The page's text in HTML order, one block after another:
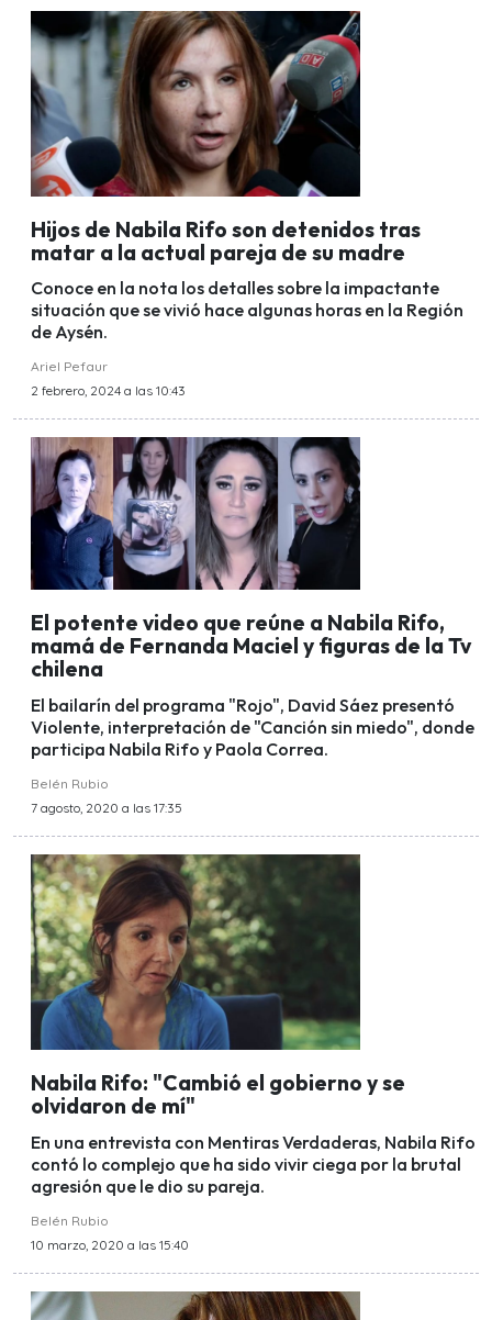
Hijos de Nabila Rifo son detenidos tras
matar a la actual pareja de su madre
Conoce en la nota los detalles sobre la impactante
situación que se vivió hace algunas horas en la Región
de Aysén.
Ariel Pefaur
2 febrero, 2024 a las 10:43
El potente video que reúne a Nabila Rifo,
mamá de Fernanda Maciel y figuras de la Tv
chilena
El bailarín del programa "Rojo", David Sáez presentó
Violente, interpretación de "Canción sin miedo", donde
participa Nabila Rifo y Paola Correa.
Belén Rubio
7 agosto, 2020 a las 17:35
Nabila Rifo: "Cambió el gobierno y se
olvidaron de mí"
En una entrevista con Mentiras Verdaderas, Nabila Rifo
contó lo complejo que ha sido vivir ciega por la brutal
agresión que le dio su pareja.
Belén Rubio
10 marzo, 2020 a las 15:40